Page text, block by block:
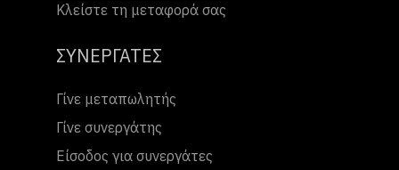
Κλείστε τη μεταφορά σας
ΣΥΝΕΡΓΑΤΕΣ
Γίνε μεταπωλητής
Γίνε συνεργάτης
Είσοδος για συνεργάτες